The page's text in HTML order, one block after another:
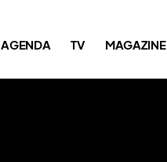
AGENDA TV MAGAZINE